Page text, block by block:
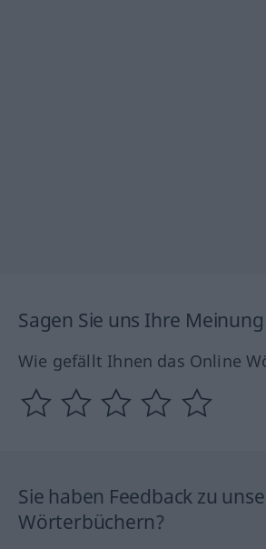
Sagen Sie uns Ihre
Wie gefällt Ihnen das Online
Sie haben Feedback zu
Wörterbüchern?